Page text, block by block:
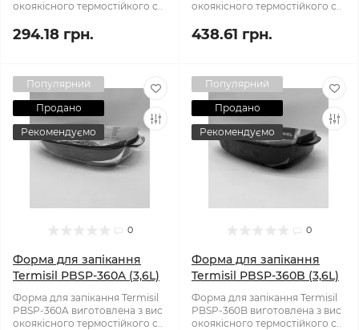
окоякісного термостійкого с..
294.18 грн.
окоякісного термостійкого с..
438.61 грн.
Популярний
Продано
Рекомендуємо
0
Форма для запікання
Termisil PBSP-360A (3,6L)
Форма для запікання Termisil
PBSP-360A виготовлена з вис
окоякісного термостійкого с..
Популярний
Продано
Рекомендуємо
0
Форма для запікання
Termisil PBSP-360B (3,6L)
Форма для запікання Termisil
PBSP-360B виготовлена з вис
окоякісного термостійкого с..